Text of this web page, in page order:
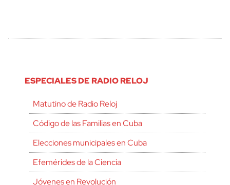
ESPECIALES DE RADIO RELOJ
Matutino de Radio Reloj
Código de las Familias en Cuba
Elecciones municipales en Cuba
Efemérides de la Ciencia
Jóvenes en Revolución